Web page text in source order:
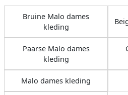
Bruine Malo dames
kleding
Paarse Malo dames
kleding
Malo dames kleding